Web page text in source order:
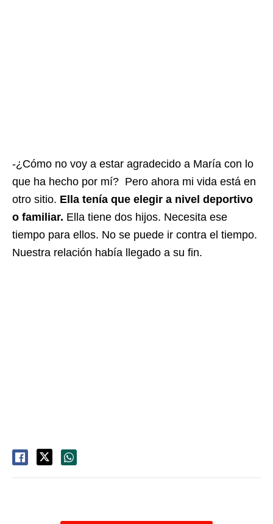
-¿Cómo no voy a estar agradecido a María con lo
que ha hecho por mí? Pero ahora mi vida está en
otro sitio. Ella tenía que elegir a nivel deportivo
o familiar. Ella tiene dos hijos. Necesita ese
tiempo para ellos. No se puede ir contra el tiempo.
Nuestra relación había llegado a su fin.